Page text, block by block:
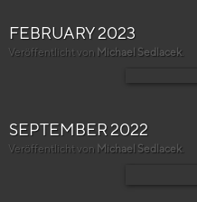
FEBRUARY 2023
Veröffentlicht von Michael Sedlacek
SEPTEMBER 2022
Veröffentlicht von Michael Sedlacek